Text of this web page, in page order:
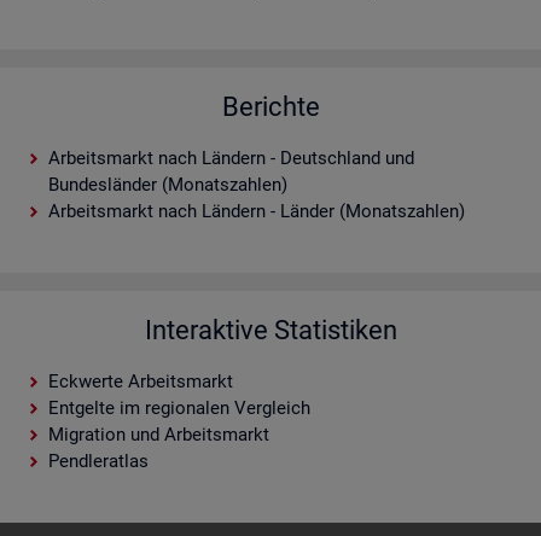
Berichte
Arbeitsmarkt nach Ländern - Deutschland und
Bundesländer (Monatszahlen)
Arbeitsmarkt nach Ländern - Länder (Monatszahlen)
Interaktive Statistiken
Eckwerte Arbeitsmarkt
Entgelte im regionalen Vergleich
Migration und Arbeitsmarkt
Pendleratlas